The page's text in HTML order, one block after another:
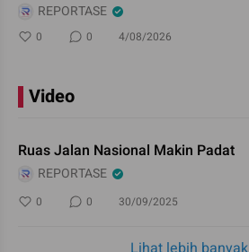
REPORTASE
0 0 4/08/2026
Video
Ruas Jalan Nasional Makin Padat
REPORTASE
0 0 30/09/2025